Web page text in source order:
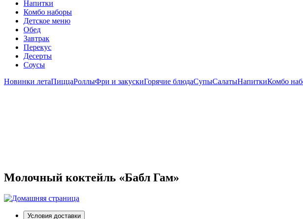
Напитки
Комбо наборы
Детское меню
Обед
Завтрак
Перекус
Десерты
Соусы
Новинки летаПиццаРоллыФри и закускиГорячие блюдаСупыСалатыНапиткиКомбо
Молочный коктейль «Бабл Гам»
Условия доставки